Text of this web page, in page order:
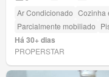
Ar Condicionado Cozinha
Parcialmente mobiliado
Há 30+ dias
PROPERSTAR